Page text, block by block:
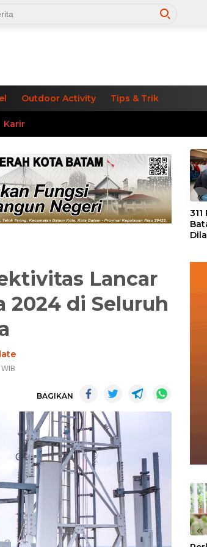
Outdoor Activity Tips & Trik
Karir
Lancar
2024 di Seluruh
BAGIKAN
«
«